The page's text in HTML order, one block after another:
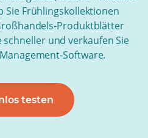
Sie Frühlingskollektionen
Produktblätter
und verkaufen Sie
Software.
testen